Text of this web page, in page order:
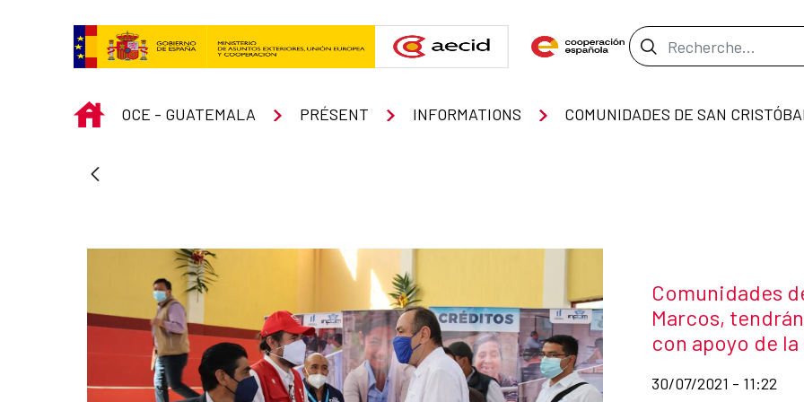
Barre de
INICIO
OCE - GUATEMALA PRÉSENT INFORMATIONS
Título de la
Comunidades
Marcos,
con apoyo de
Fecha de publicación
30/07/2021 - 11:22